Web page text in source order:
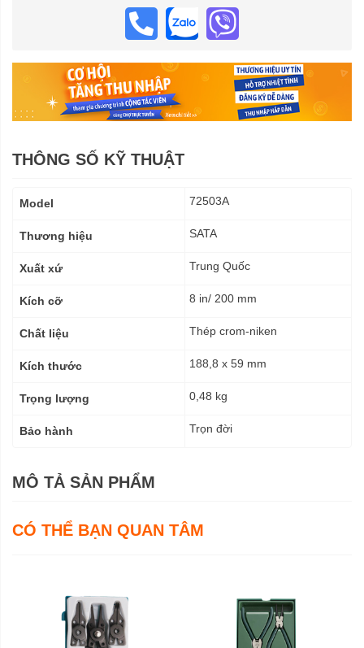
THÔNG SỐ KỸ THUẬT
kỹ
Model 72503A
Thương hiệu SATA
Xuất xứ Trung Quốc
Kích cỡ 8 in/ 200 mm
Chất liệu Thép crom-niken
Kích thước 188,8 x 59 mm
Trọng lượng 0,48 kg
Bảo hành Trọn đời
MÔ TẢ SẢN PHẨM
CÓ THỂ BẠN QUAN TÂM